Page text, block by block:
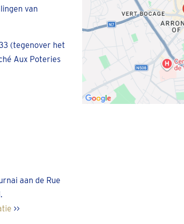
van
(tegenover het
Aux Poteries
aan de Rue
>>